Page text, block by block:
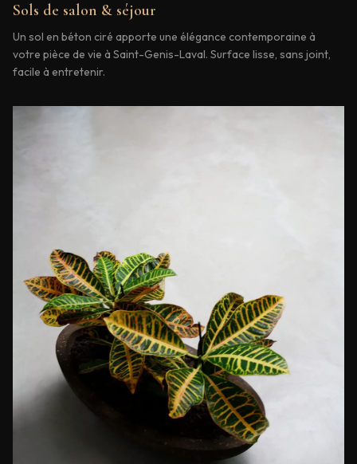
Sols de salon & séjour
Un sol en béton ciré apporte une élégance contemporaine à
votre pièce de vie à Saint-Genis-Laval. Surface lisse, sans joint,
facile à entretenir.